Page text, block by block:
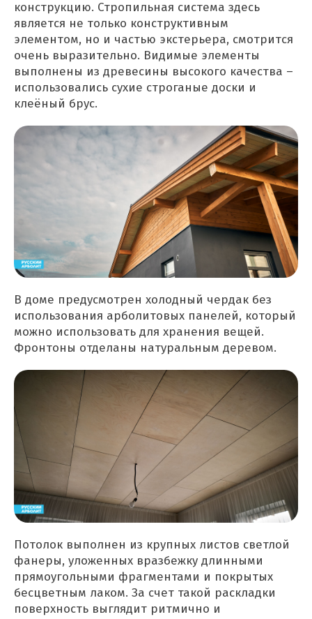
конструкцию. Стропильная система здесь
является не только конструктивным
элементом, но и частью экстерьера, смотрится
очень выразительно. Видимые элементы
выполнены из древесины высокого качества –
использовались сухие строганые доски и
клеёный брус.
В доме предусмотрен холодный чердак без
использования арболитовых панелей, который
можно использовать для хранения вещей.
Фронтоны отделаны натуральным деревом.
Потолок выполнен из крупных листов светлой
фанеры, уложенных вразбежку длинными
прямоугольными фрагментами и покрытых
бесцветным лаком. За счет такой раскладки
поверхность выглядит ритмично и